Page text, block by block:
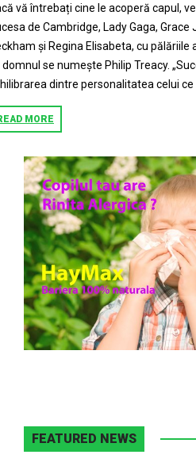
vă întrebați cine le acoperă capul,
de Cambridge, Lady Gaga, Grace
și Regina Elisabeta, cu pălăriile
domnul se numește Philip Treacy.
dintre personalitatea celui ce
MORE
FEATURED NEWS